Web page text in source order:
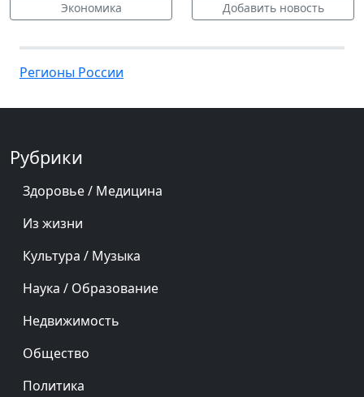
Экономика Добавить новость
Регионы России
Рубрики
Здоровье / Медицина
Из жизни
Культура / Музыка
Наука / Образование
Недвижимость
Общество
Политика